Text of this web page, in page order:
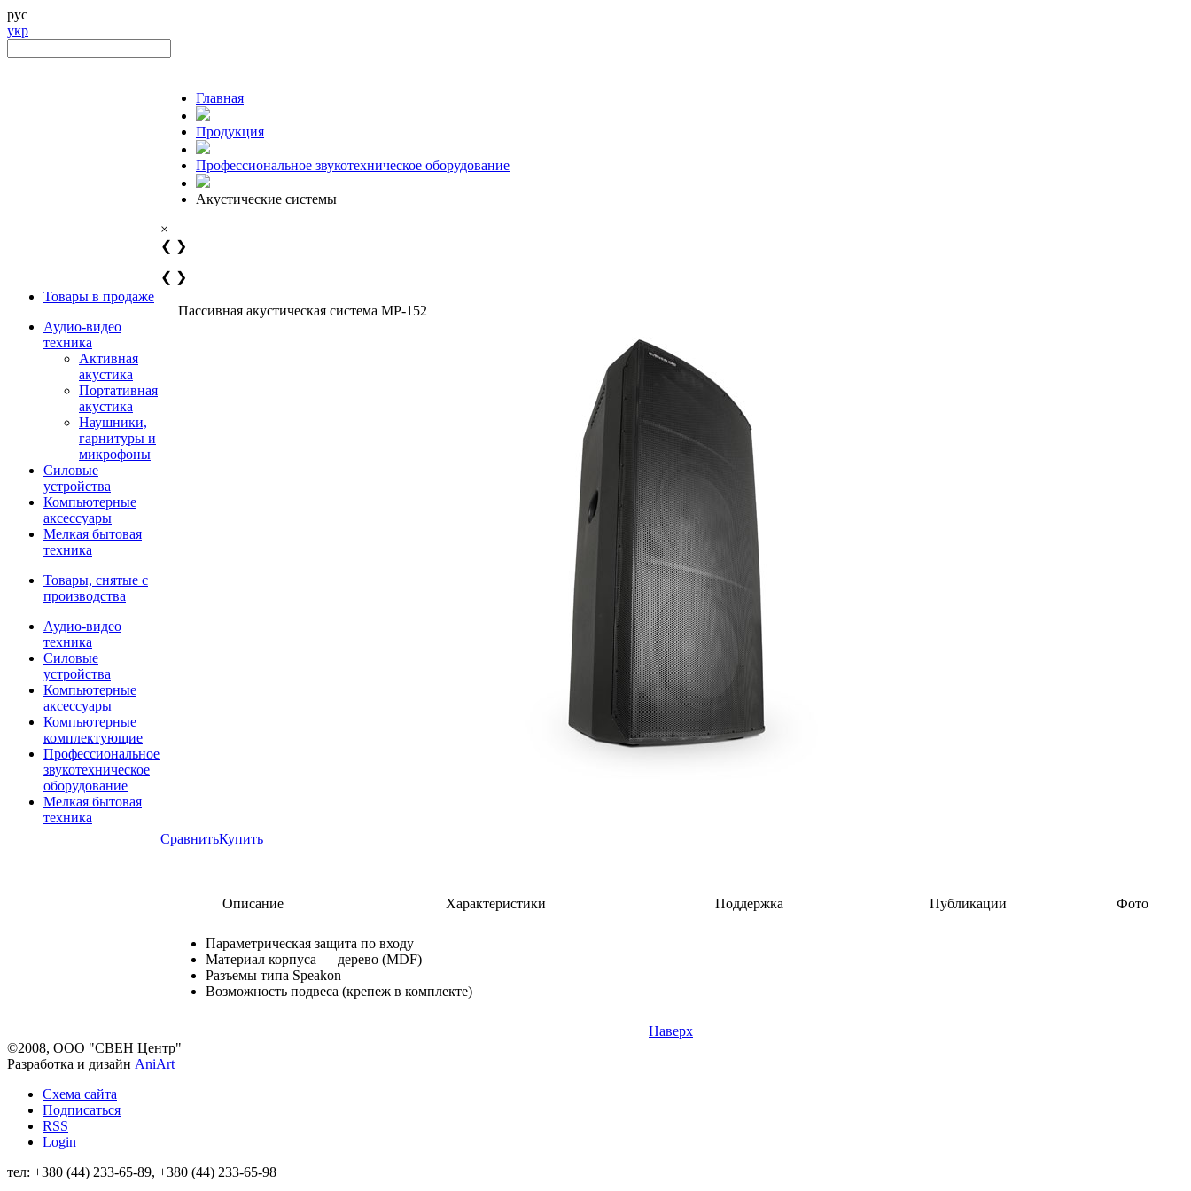
рус
укр
Товары в продаже
Аудио-видео
техника
Активная
акустика
Портативная
акустика
Наушники,
гарнитуры и
микрофоны
Силовые
устройства
Компьютерные
аксессуары
Мелкая бытовая
техника
Товары, снятые с
производства
Аудио-видео
техника
Силовые
устройства
Компьютерные
аксессуары
Компьютерные
комплектующие
Профессиональное
звукотехническое
оборудование
Мелкая бытовая
техника
Главная
Продукция
Профессиональное звукотехническое оборудование
Акустические системы
×
❮ ❯
❮ ❯
Пассивная акустическая система MP-152
СравнитьКупить
Описание Характеристики Поддержка Публикации Фото
Параметрическая защита по входу
Материал корпуса — дерево (MDF)
Разъемы типа Speakon
Возможность подвеса (крепеж в комплекте)
Наверх
©2008, ООО "СВЕН Центр"
Разработка и дизайн AniArt
Схема сайта
Подписаться
RSS
Login
тел: +380 (44) 233-65-89, +380 (44) 233-65-98